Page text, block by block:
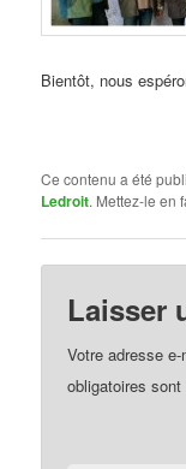
Bientôt, nous
Ce contenu a été
Ledroit. Mettez-le en
Laisser
Votre adresse
obligatoires